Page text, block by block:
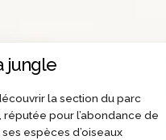
jungle
la section du parc
pour l’abondance de
espèces d’oiseaux